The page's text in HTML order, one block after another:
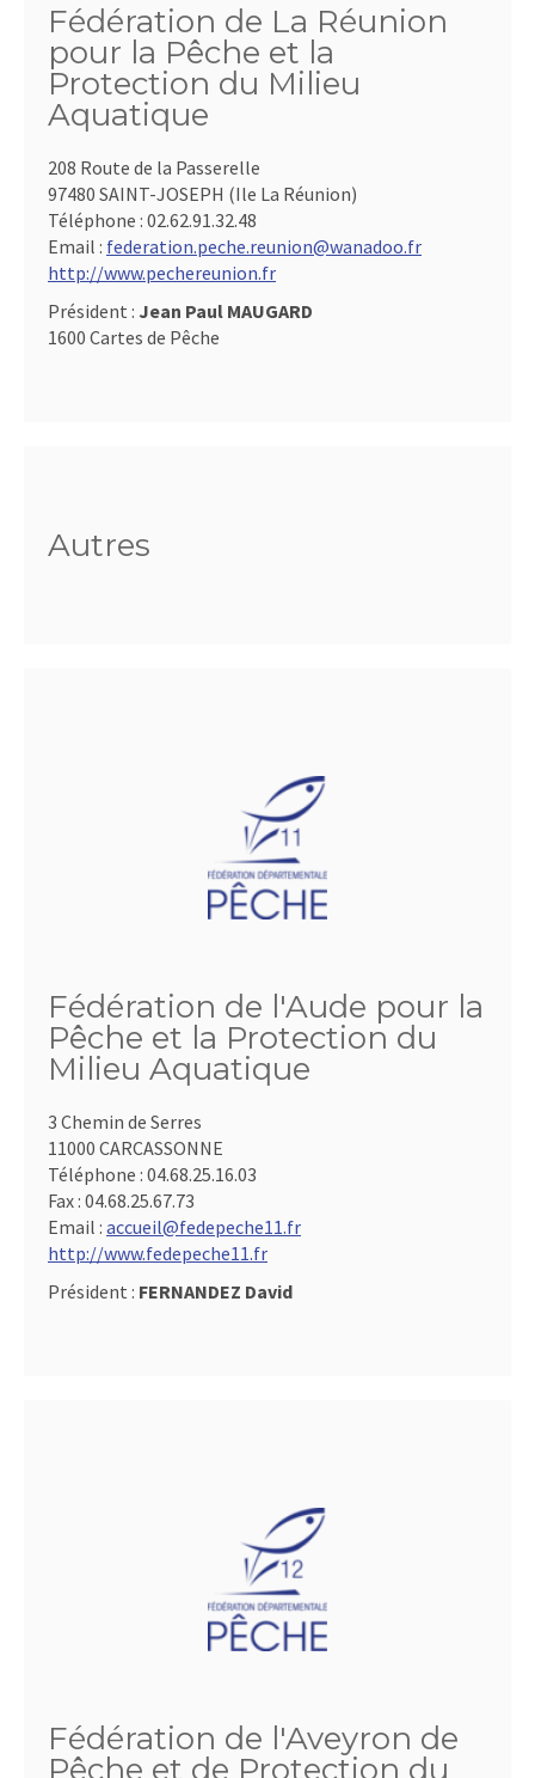
Fédération de La Réunion
pour la Pêche et la
Protection du Milieu
Aquatique
208 Route de la Passerelle
97480 SAINT-JOSEPH (Ile La Réunion)
Téléphone : 02.62.91.32.48
Email : federation.peche.reunion@wanadoo.fr
http://www.pechereunion.fr
Président : Jean Paul MAUGARD
1600 Cartes de Pêche
Autres
Fédération de l'Aude pour la
Pêche et la Protection du
Milieu Aquatique
3 Chemin de Serres
11000 CARCASSONNE
Téléphone : 04.68.25.16.03
Fax : 04.68.25.67.73
Email : accueil@fedepeche11.fr
http://www.fedepeche11.fr
Président : FERNANDEZ David
Fédération de l'Aveyron de
Pêche et de Protection du